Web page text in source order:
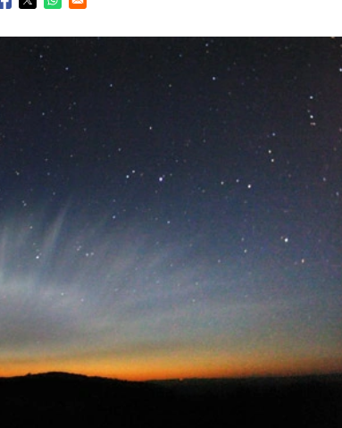
Opens in a new window
Opens in a new window
Opens in a new window